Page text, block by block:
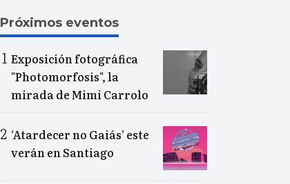
Próximos eventos
Exposición fotográfica
"Photomorfosis", la
mirada de Mimi Carrolo
‘Atardecer no Gaiás’ este
verán en Santiago